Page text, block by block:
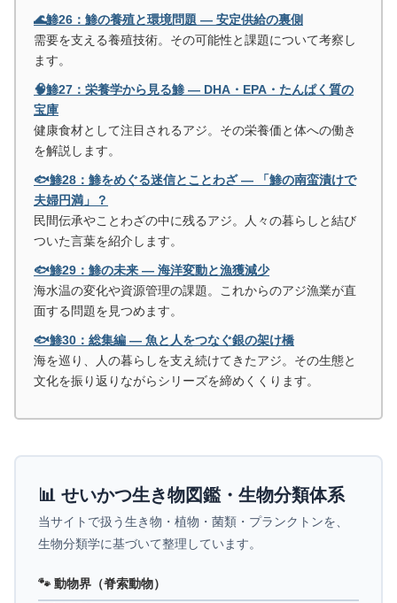
🌊鯵26：鯵の養殖と環境問題 ― 安定供給の裏側
需要を支える養殖技術。その可能性と課題について考察し
ます。
🧠鯵27：栄養学から見る鯵 ― DHA・EPA・たんぱく質の
宝庫
健康食材として注目されるアジ。その栄養価と体への働き
を解説します。
🐟鯵28：鯵をめぐる迷信とことわざ ― 「鯵の南蛮漬けで
夫婦円満」？
民間伝承やことわざの中に残るアジ。人々の暮らしと結び
ついた言葉を紹介します。
🐟鯵29：鯵の未来 ― 海洋変動と漁獲減少
海水温の変化や資源管理の課題。これからのアジ漁業が直
面する問題を見つめます。
🐟鯵30：総集編 ― 魚と人をつなぐ銀の架け橋
海を巡り、人の暮らしを支え続けてきたアジ。その生態と
文化を振り返りながらシリーズを締めくくります。
📊 せいかつ生き物図鑑・生物分類体系
当サイトで扱う生き物・植物・菌類・プランクトンを、
生物分類学に基づいて整理しています。
🐾 動物界（脊索動物）